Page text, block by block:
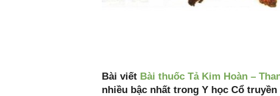
Bài viết Bài thuốc Tả Kim Hoàn –
nhiều bậc nhất trong Y học Cổ truyền